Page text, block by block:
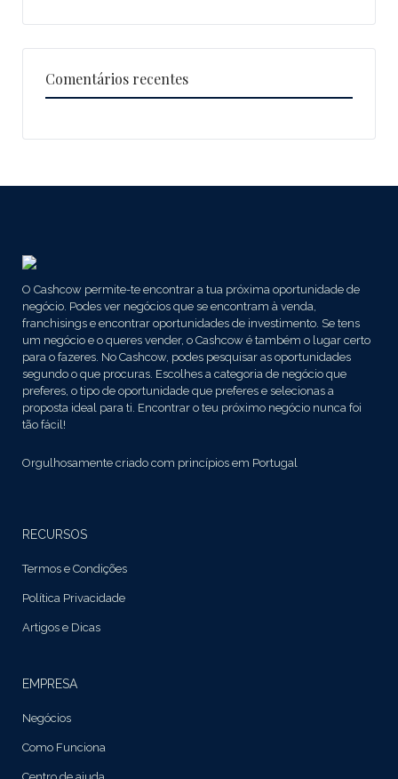
Comentários recentes
O Cashcow permite-te encontrar a tua próxima oportunidade de
negócio. Podes ver negócios que se encontram à venda,
franchisings e encontrar oportunidades de investimento. Se tens
um negócio e o queres vender, o Cashcow é também o lugar certo
para o fazeres. No Cashcow, podes pesquisar as oportunidades
segundo o que procuras. Escolhes a categoria de negócio que
preferes, o tipo de oportunidade que preferes e selecionas a
proposta ideal para ti. Encontrar o teu próximo negócio nunca foi
tão fácil!
Orgulhosamente criado com princípios em Portugal
RECURSOS
Termos e Condições
Política Privacidade
Artigos e Dicas
EMPRESA
Negócios
Como Funciona